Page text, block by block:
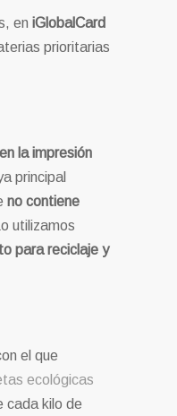
en iGlobalCard
prioritarias
la impresión
principal
no contiene
utilizamos
para reciclaje y
el que
ecológicas
cada kilo de